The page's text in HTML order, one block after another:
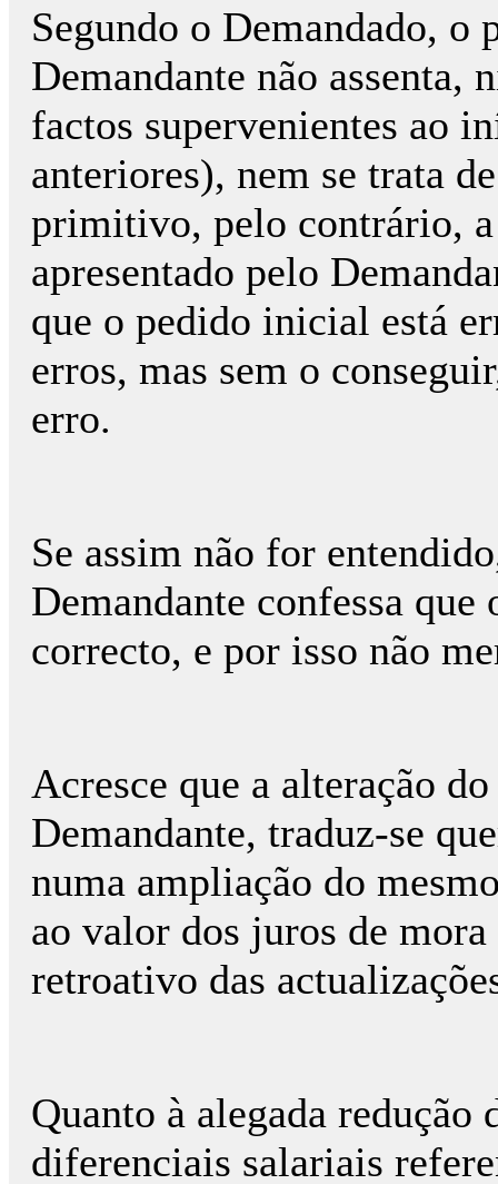
Segundo o Demandado, o
Demandante não assenta,
factos supervenientes ao
anteriores), nem se trata
primitivo, pelo contrário,
apresentado pelo
que o pedido inicial está
erros, mas sem o
erro.
Se assim não for
Demandante confessa
correcto, e por isso não
Acresce que a alteração
Demandante, traduz-se
numa ampliação do
ao valor dos juros de
retroativo das
Quanto à alegada redução
diferenciais salariais